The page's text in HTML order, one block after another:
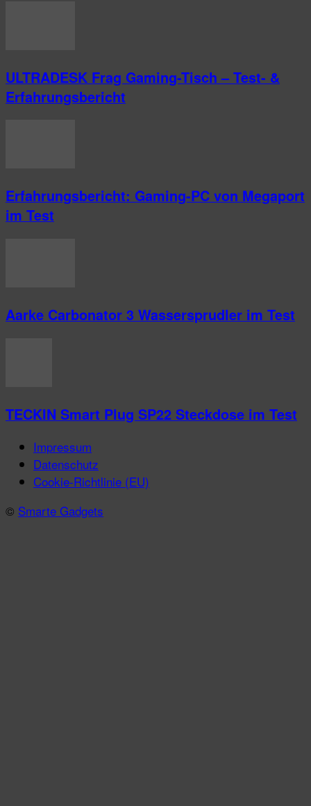
ULTRADESK Frag Gaming-Tisch – Test- &
Erfahrungsbericht
Erfahrungsbericht: Gaming-PC von Megaport
im Test
Aarke Carbonator 3 Wassersprudler im Test
TECKIN Smart Plug SP22 Steckdose im Test
Impressum
Datenschutz
Cookie-Richtlinie (EU)
© Smarte Gadgets